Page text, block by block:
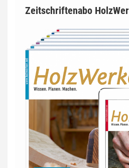
Zeitschriftenabo